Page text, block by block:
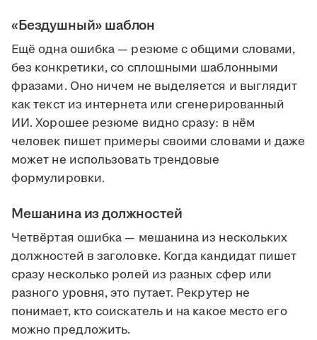
«Бездушный» шаблон
Ещё одна ошибка — резюме с общими словами,
без конкретики, со сплошными шаблонными
фразами. Оно ничем не выделяется и выглядит
как текст из интернета или сгенерированный
ИИ. Хорошее резюме видно сразу: в нём
человек пишет примеры своими словами и даже
может не использовать трендовые
формулировки.
Мешанина из должностей
Четвёртая ошибка — мешанина из нескольких
должностей в заголовке. Когда кандидат пишет
сразу несколько ролей из разных сфер или
разного уровня, это путает. Рекрутер не
понимает, кто соискатель и на какое место его
можно предложить.